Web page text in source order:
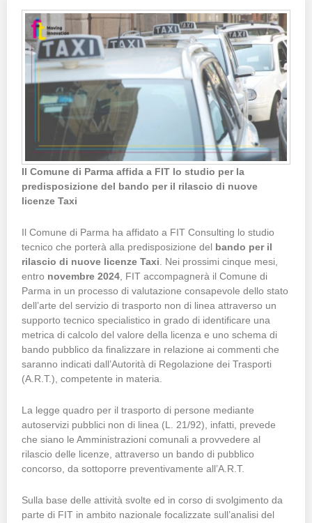
Il Comune di Parma affida a FIT lo studio per la
predisposizione del bando per il rilascio di nuove
licenze Taxi
Il Comune di Parma ha affidato a FIT Consulting lo studio
tecnico che porterà alla predisposizione del bando per il
rilascio di nuove licenze Taxi . Nei prossimi cinque mesi,
entro novembre 2024 , FIT accompagnerà il Comune di
Parma in un processo di valutazione consapevole dello stato
dell’arte del servizio di trasporto non di linea attraverso un
supporto tecnico specialistico in grado di identificare una
metrica di calcolo del valore della licenza e uno schema di
bando pubblico da finalizzare in relazione ai commenti che
saranno indicati dall’Autorità di Regolazione dei Trasporti
(A.R.T.), competente in materia.
La legge quadro per il trasporto di persone mediante
autoservizi pubblici non di linea (L. 21/92), infatti, prevede
che siano le Amministrazioni comunali a provvedere al
rilascio delle licenze, attraverso un bando di pubblico
concorso, da sottoporre preventivamente all’A.R.T.
Sulla base delle attività svolte ed in corso di svolgimento da
parte di FIT in ambito nazionale focalizzate sull’analisi del